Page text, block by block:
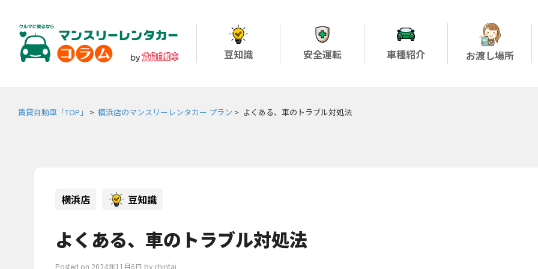
豆知識 安全運転 車種紹介 お渡し場所
賃貸自動車「TOP」 > 横浜店のマンスリーレンタカー プラン > よくある、車のトラブル対処法
横浜店 豆知識
よくある、車のトラブル対処法
Posted on 2024年11月6日 by chintai